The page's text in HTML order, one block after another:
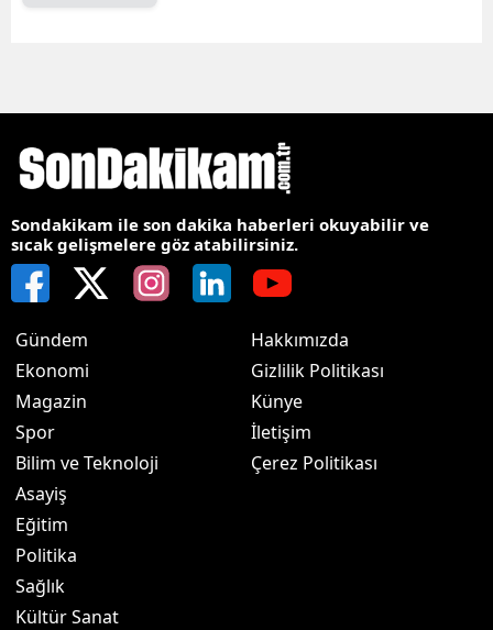
Sondakikam ile son dakika haberleri okuyabilir ve
sıcak gelişmelere göz atabilirsiniz.
Gündem
Ekonomi
Magazin
Spor
Bilim ve Teknoloji
Asayiş
Eğitim
Politika
Sağlık
Kültür Sanat
Hakkımızda
Gizlilik Politikası
Künye
İletişim
Çerez Politikası